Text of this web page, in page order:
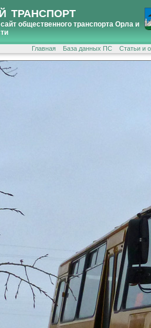
ТРАНСПОРТ
общественного транспорта Орла и
Главная База данных ПС Статьи и